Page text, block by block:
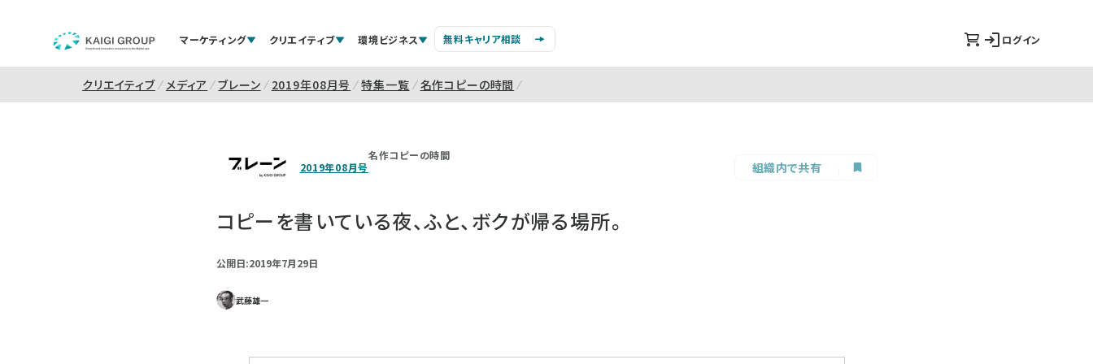
マーケティング クリエイティブ 環境ビジネス 無料キャリア相談 ログイン
クリエイティブ メディア ブレーン 2019年08月号 特集一覧 名作コピーの時間
2019年08月号
名作コピーの時間
組織内で共有
コピーを書いている夜、ふと、ボクが帰る場所。
公開日:2019年7月29日
武藤雄一